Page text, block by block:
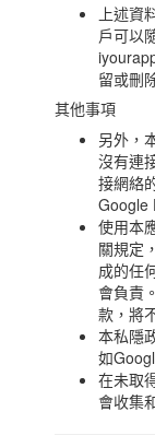
上述資
戶可以
留或刪
其他事項
另外，
沒有連
接網絡
Google
使用本
關規定
成的任
會負責
款，將
本私隱
如
在未取
會收集